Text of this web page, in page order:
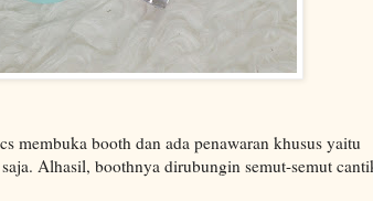
membuka booth dan ada penawaran khusus yaitu
Alhasil, boothnya dirubungin semut-semut